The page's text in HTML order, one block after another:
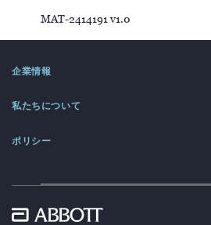
MAT-2414191 v1.0
企業情報
私たちについて
ポリシー